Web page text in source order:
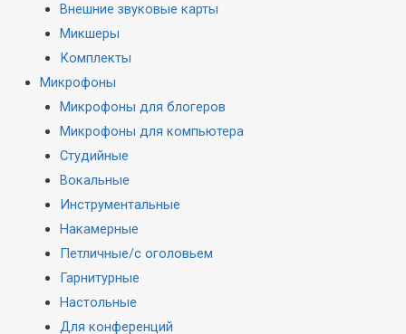
Внешние звуковые карты
Микшеры
Комплекты
Микрофоны
Микрофоны для блогеров
Микрофоны для компьютера
Студийные
Вокальные
Инструментальные
Накамерные
Петличные/с оголовьем
Гарнитурные
Настольные
Для конференций